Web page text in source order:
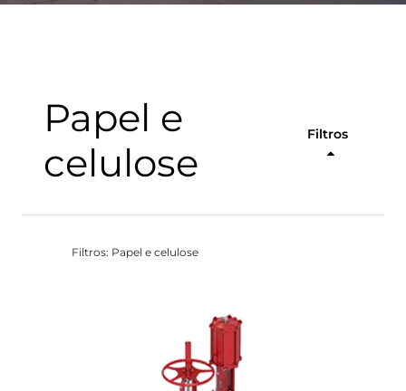
Papel e
celulose
Filtros
Filtros: Papel e celulose